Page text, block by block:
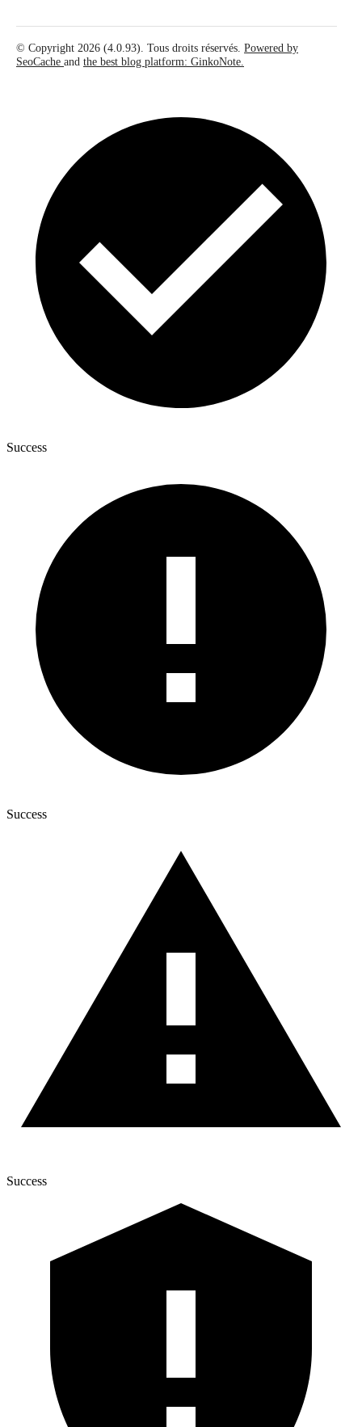
© Copyright 2026 (4.0.93). Tous droits réservés. Powered by
SeoCache and the best blog platform: GinkoNote.
Success
Success
Success